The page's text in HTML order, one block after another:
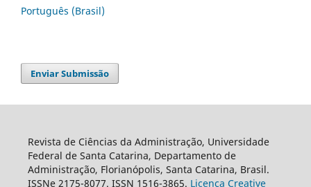
Português (Brasil)
Enviar Submissão
Revista de Ciências da Administração, Universidade
Federal de Santa Catarina, Departamento de
Administração, Florianópolis, Santa Catarina, Brasil.
ISSNe 2175-8077. ISSN 1516-3865. Licença Creative